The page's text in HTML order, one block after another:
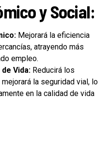
y Social:
Mejorará la eficiencia
atrayendo más
empleo.
Vida: Reducirá los
la seguridad vial, lo
en la calidad de vida